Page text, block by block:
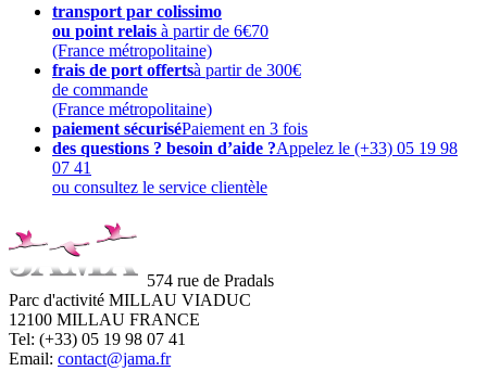
transport par colissimo
ou point relais à partir de 6€70
(France métropolitaine)
frais de port offertsà partir de 300€
de commande
(France métropolitaine)
paiement sécuriséPaiement en 3 fois
des questions ? besoin d’aide ?Appelez le (+33) 05 19 98
07 41
ou consultez le service clientèle
574 rue de Pradals
Parc d'activité MILLAU VIADUC
12100 MILLAU FRANCE
Tel: (+33) 05 19 98 07 41
Email: contact@jama.fr